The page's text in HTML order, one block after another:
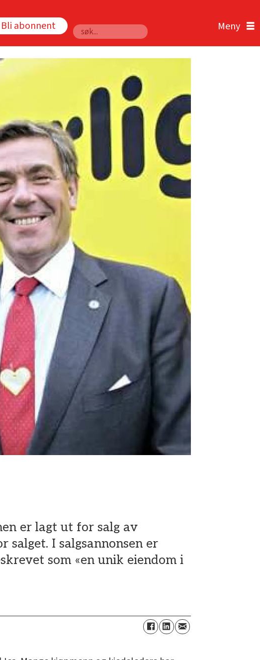
Bli abonnent
Søk
er lagt ut for salg av
salget. I salgsannonsen er
som «en unik eiendom i